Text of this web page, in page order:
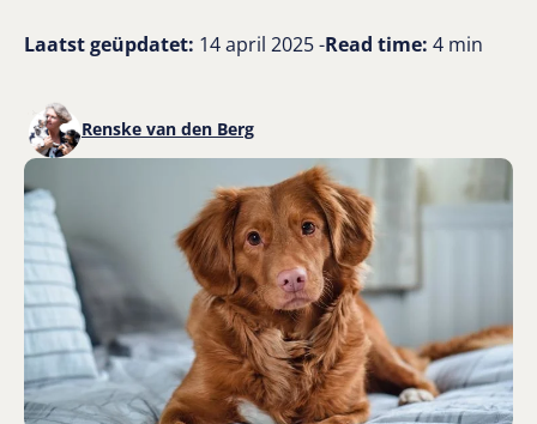
Laatst geüpdatet: 14 april 2025 -Read time: 4 min
Renske van den Berg